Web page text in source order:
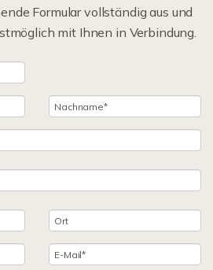
Formular vollständig aus und
mit Ihnen in Verbindung.